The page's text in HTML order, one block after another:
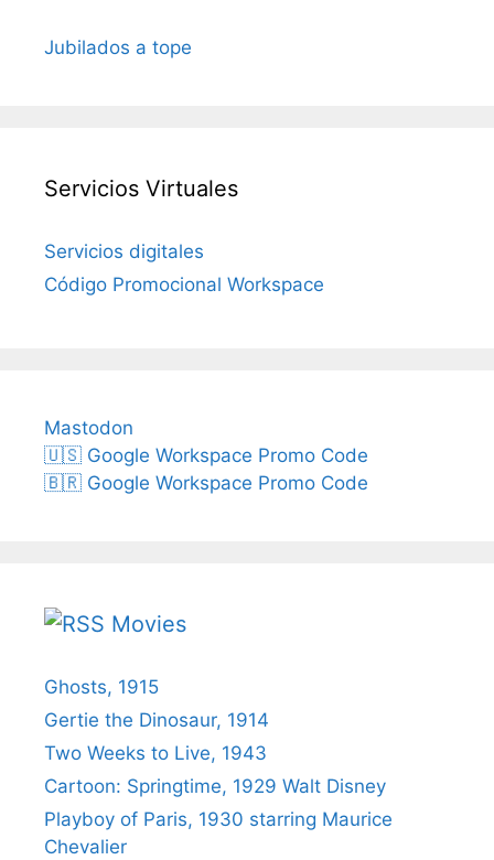
Jubilados a tope
Servicios Virtuales
Servicios digitales
Código Promocional Workspace
Mastodon
🇺🇸 Google Workspace Promo Code
🇧🇷 Google Workspace Promo Code
Movies
Ghosts, 1915
Gertie the Dinosaur, 1914
Two Weeks to Live, 1943
Cartoon: Springtime, 1929 Walt Disney
Playboy of Paris, 1930 starring Maurice
Chevalier